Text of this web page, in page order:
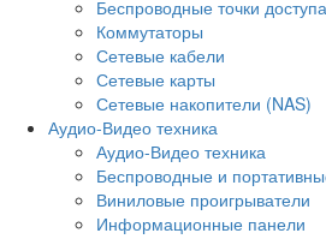
Беспроводные точки
Коммутаторы
Сетевые кабели
Сетевые карты
Сетевые накопители (NAS)
Аудио-Видео техника
Аудио-Видео техника
Беспроводные и
Виниловые проигрыватели
Информационные панели